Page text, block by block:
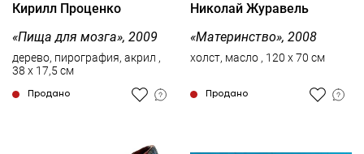
Кирилл Проценко
«Пища для мозга», 2009
дерево, пирография, акрил ,
38 x 17,5 см
Продано
Николай Журавель
«Материнство», 2008
холст, масло , 120 x 70 см
Продано